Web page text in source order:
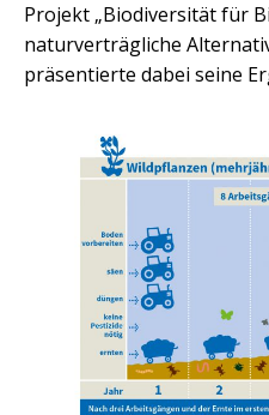
Projekt „Biodiversität für
naturverträgliche
präsentierte dabei seine